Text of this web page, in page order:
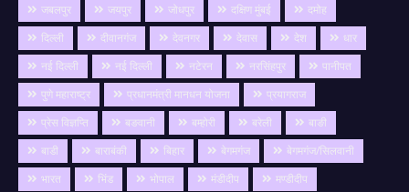
जबलपुर
जयपुर जोधपुर दक्षिण मुंबई
दमोह
दिल्ली
दीवानगंज देवनगर देवास देश
धार
नई दिल्ली
नई दिल्ली नटेरन नरसिंहपुर
पानीपत
पुणे महाराष्ट्र
प्रधानमंत्री मानधन योजना
प्रयागराज
प्रेस विज्ञप्ति
बङवानी बम्होरी बरेली
बाङी
बाडी
बाराबंकी बिहार बेगमगंज
बेगमगंज/सिलवानी
भारत
भिंड भोपाल मंडीदीप मण्डीदीप